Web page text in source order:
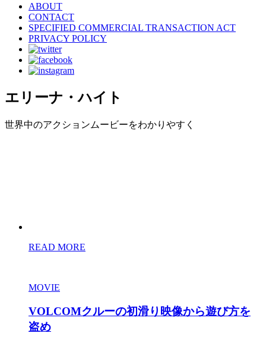
ABOUT
CONTACT
SPECIFIED COMMERCIAL TRANSACTION ACT
PRIVACY POLICY
エリーナ・ハイト
世界中のアクションムービーをわかりやすく
READ MORE
MOVIE
VOLCOMクルーの初滑り映像から遊び方を
盗め